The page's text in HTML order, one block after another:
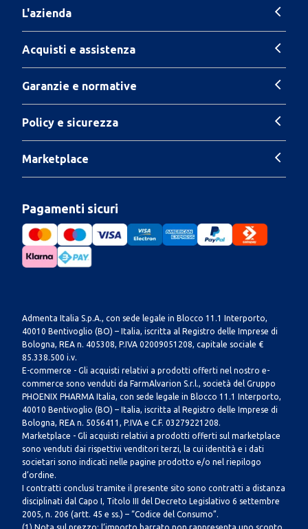
L'azienda
Acquisti e assistenza
Garanzie e normative
Policy e sicurezza
Marketplace
Pagamenti sicuri
Admenta Italia S.p.A., con sede legale in Blocco 11.1 Interporto,
40010 Bentivoglio (BO) – Italia, iscritta al Registro delle Imprese di
Bologna, REA n. 405308, P.IVA 02009051208, capitale sociale €
85.338.500 i.v.
E-commerce - Gli acquisti relativi a prodotti offerti nel nostro e-
commerce sono venduti da FarmAlvarion S.r.l., società del Gruppo
PHOENIX PHARMA Italia, con sede legale in Blocco 11.1 Interporto,
40010 Bentivoglio (BO) – Italia, iscritta al Registro delle Imprese di
Bologna, REA n. 5056411, P.IVA e C.F. 03279221208.
Marketplace - Gli acquisti relativi a prodotti offerti sul marketplace
sono venduti dai rispettivi venditori terzi, la cui identità e i dati
societari sono indicati nelle pagine prodotto e/o nel riepilogo
d’ordine.
I contratti conclusi tramite il presente sito sono contratti a distanza
disciplinati dal Capo I, Titolo III del Decreto Legislativo 6 settembre
2005, n. 206 (artt. 45 e ss.) – “Codice del Consumo”.